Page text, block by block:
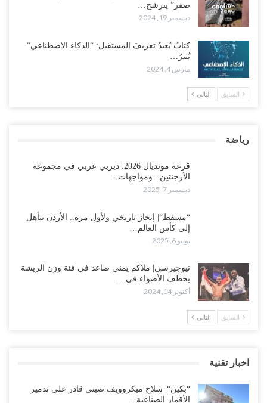
صفر” يترشح…
ديسمبر 19, 2024
كتابٌ يُعيدُ تعريفَ المستقبل: “الذكاء الاصطناعي“
يُنيرُ…
مارس 4, 2024
السابق التالي
رياضة
قرعة مونديال 2026: ديربي عربي في مجموعة
الأرجنتين.. ومواجهات…
ديسمبر 7, 2025
“مسقط“| إنجاز تاريخي ولأول مرة.. الأردن يتأهل
إلى كأس العالم…
يونيو 6, 2025
نيوجيرسي| ملاكم يمني صاعد في فئة وزن الريشة
يخطف الأضواء في…
أكتوبر 14, 2024
السابق التالي
اخبار تقنية
“بكين“| سلاح ميكروويف صيني قادر على تدمير
الأقمار الصناعية…